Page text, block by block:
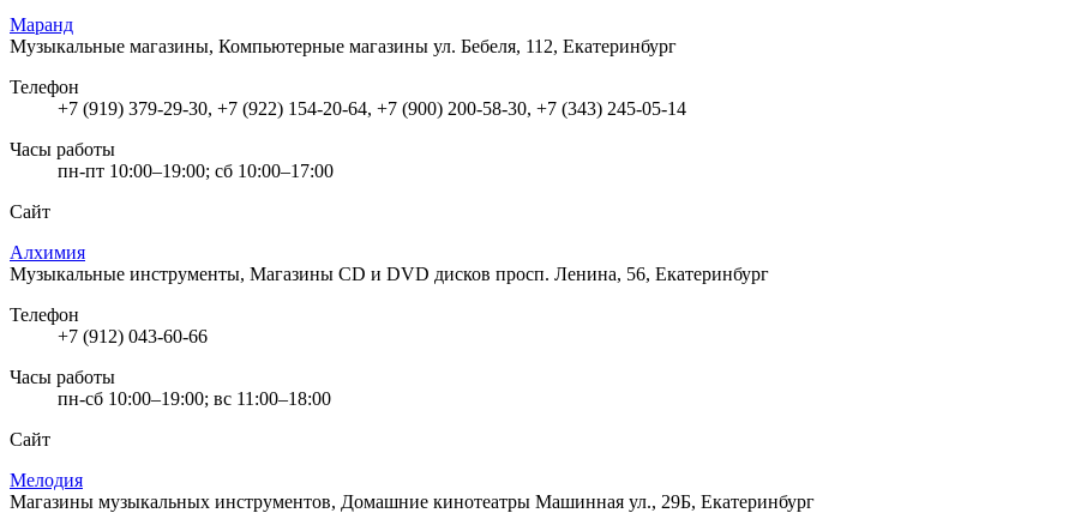
Маранд
Музыкальные магазины, Компьютерные магазины ул. Бебеля, 112, Екатеринбург
Телефон
+7 (919) 379-29-30, +7 (922) 154-20-64, +7 (900) 200-58-30, +7 (343) 245-05-14
Часы работы
пн-пт 10:00–19:00; сб 10:00–17:00
Сайт
Алхимия
Музыкальные инструменты, Магазины CD и DVD дисков просп. Ленина, 56, Екатеринбург
Телефон
+7 (912) 043-60-66
Часы работы
пн-сб 10:00–19:00; вс 11:00–18:00
Сайт
Мелодия
Магазины музыкальных инструментов, Домашние кинотеатры Машинная ул., 29Б, Екатеринбург